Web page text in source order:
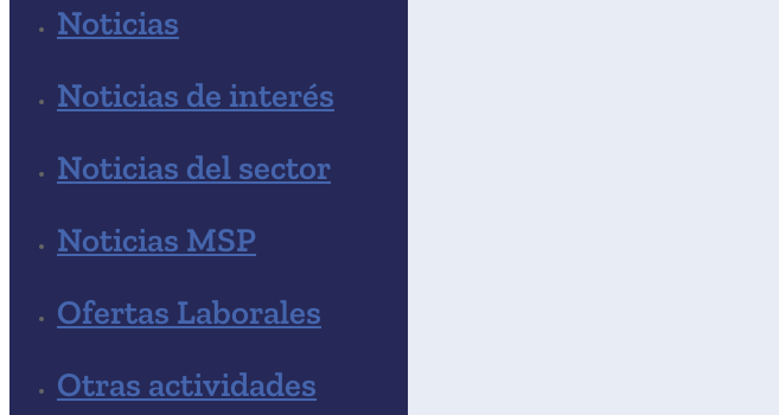
Noticias
Noticias de interés
Noticias del sector
Noticias MSP
Ofertas Laborales
Otras actividades